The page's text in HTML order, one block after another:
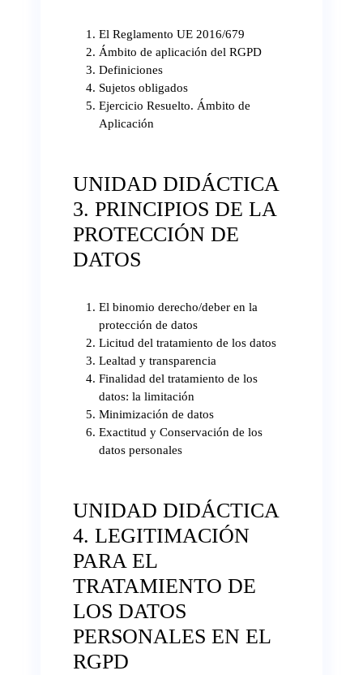
El Reglamento UE 2016/679
Ámbito de aplicación del RGPD
Definiciones
Sujetos obligados
Ejercicio Resuelto. Ámbito de
Aplicación
UNIDAD DIDÁCTICA
3. PRINCIPIOS DE LA
PROTECCIÓN DE
DATOS
El binomio derecho/deber en la
protección de datos
Licitud del tratamiento de los datos
Lealtad y transparencia
Finalidad del tratamiento de los
datos: la limitación
Minimización de datos
Exactitud y Conservación de los
datos personales
UNIDAD DIDÁCTICA
4. LEGITIMACIÓN
PARA EL
TRATAMIENTO DE
LOS DATOS
PERSONALES EN EL
RGPD